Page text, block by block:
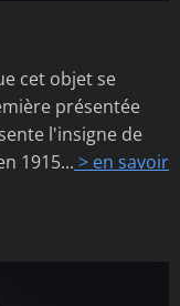
cet objet se
présentée
l'insigne de
1915... > en savoir